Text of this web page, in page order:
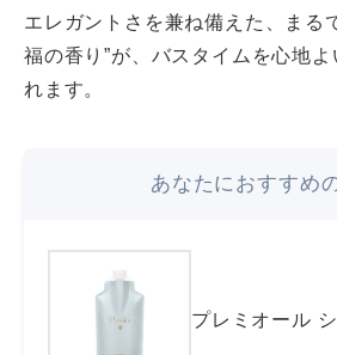
エレガントさを兼ね備えた、まる
福の香り”が、バスタイムを心地よ
れます。
あなたにおすすめ
プレミオール